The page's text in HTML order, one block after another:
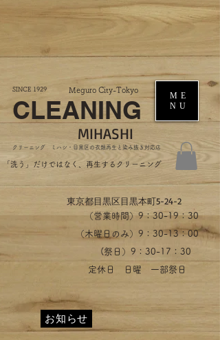
SINCE 1929
CLEANING
Meguro City-Tokyo
MIHASHI
​クリーニング ミハシ・目黒区の衣類再生と染み抜き対応店
ME
NU
​東京都目黒区目黒本町5-24-2
（営業時間）​9：30-19：30
（木曜日のみ）9：30-13：00
​(祭日）9：30-17：30
​定休日 日曜 一部祭日
お知らせ
​「洗う」だけではなく、再生するクリーニング